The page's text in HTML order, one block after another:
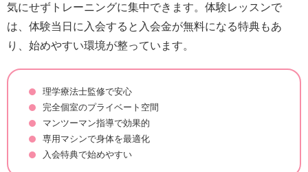
気にせずトレーニングに集中できます。体験レッスンで
は、体験当日に入会すると入会金が無料になる特典もあ
り、始めやすい環境が整っています。
理学療法士監修で安心
完全個室のプライベート空間
マンツーマン指導で効果的
専用マシンで身体を最適化
入会特典で始めやすい